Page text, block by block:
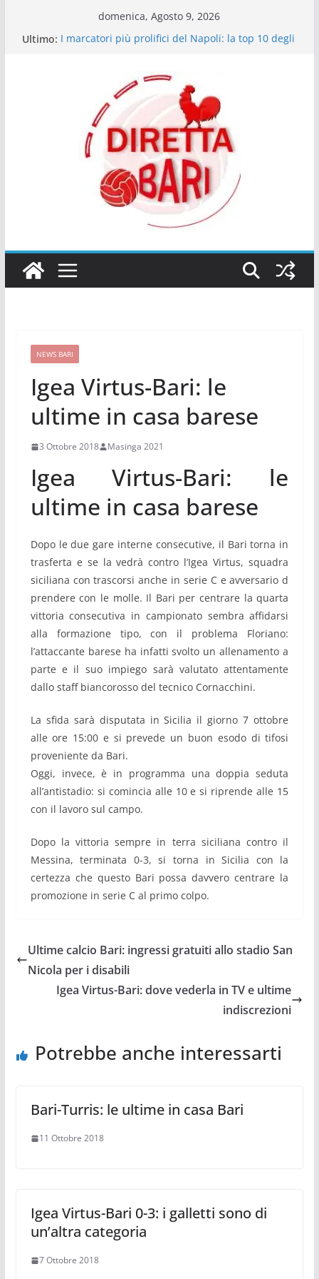
domenica, Agosto 9, 2026
Ultimo: I marcatori più prolifici del Napoli: la top 10 degli
Walid Cheddira da Serie A”
Il Napoli delle certezze: quando il dominio è una
questione di mentalità
Le emozioni più contrastanti dei tifosi del Napoli
in match decisivi
Giocatori che dal Sud sono arrivati in alto: il
ponte tra Serie C e Serie A
NEWS BARI
Igea Virtus-Bari: le
ultime in casa barese
3 Ottobre 2018 Masinga 2021
Igea Virtus-Bari: le
ultime in casa barese
Dopo le due gare interne consecutive, il Bari torna in
trasferta e se la vedrà contro l’Igea Virtus, squadra
siciliana con trascorsi anche in serie C e avversario d
prendere con le molle. Il Bari per centrare la quarta
vittoria consecutiva in campionato sembra affidarsi
alla formazione tipo, con il problema Floriano:
l’attaccante barese ha infatti svolto un allenamento a
parte e il suo impiego sarà valutato attentamente
dallo staff biancorosso del tecnico Cornacchini.
La sfida sarà disputata in Sicilia il giorno 7 ottobre
alle ore 15:00 e si prevede un buon esodo di tifosi
proveniente da Bari.
Oggi, invece, è in programma una doppia seduta
all’antistadio: si comincia alle 10 e si riprende alle 15
con il lavoro sul campo.
Dopo la vittoria sempre in terra siciliana contro il
Messina, terminata 0-3, si torna in Sicilia con la
certezza che questo Bari possa davvero centrare la
promozione in serie C al primo colpo.
Ultime calcio Bari: ingressi gratuiti allo stadio San
Nicola per i disabili
Igea Virtus-Bari: dove vederla in TV e ultime
indiscrezioni
Potrebbe anche interessarti
Bari-Turris: le ultime in casa Bari
11 Ottobre 2018
Igea Virtus-Bari 0-3: i galletti sono di
un’altra categoria
7 Ottobre 2018